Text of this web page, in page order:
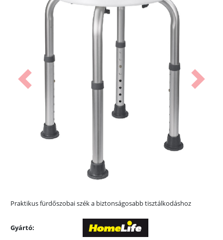
Előző
Praktikus fürdőszobai szék a biztonságosabb tisztálkodáshoz
Gyártó: